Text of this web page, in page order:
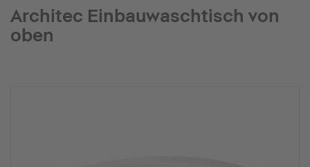
Architec Einbauwaschtisch von
oben